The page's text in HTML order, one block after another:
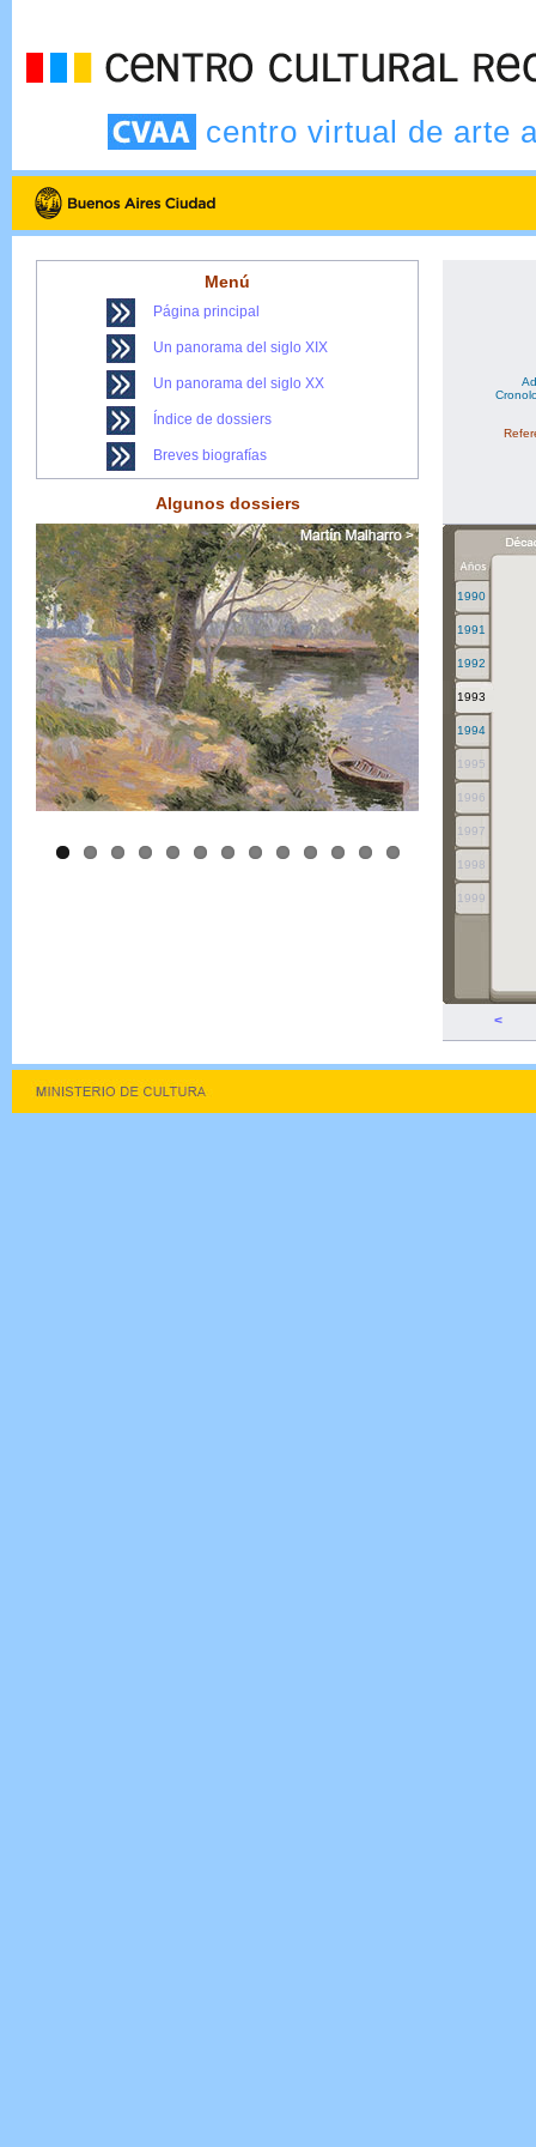
centro virtual de arte
Menú
Página principal
Un panorama del siglo XIX
Un panorama del siglo XX
Índice de dossiers
Breves biografías
Algunos dossiers
1990
1991
1992
1993
1994
1995
1996
1997
1998
1999
<